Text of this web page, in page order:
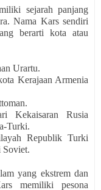
sejarah panjang
Nama Kars sendiri
berarti kota atau
Urartu.
Kerajaan Armenia
Kekaisaran Rusia
Turki.
Republik Turki
Soviet.
yang ekstrem dan
memiliki pesona